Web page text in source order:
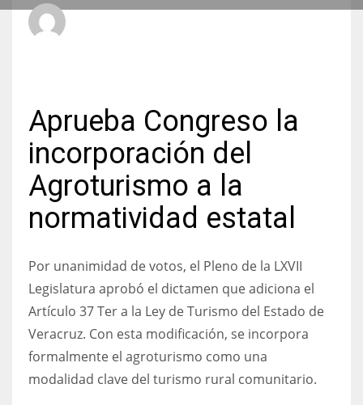
Radio Hit La Xplosiva 92.3 FM
Aprueba Congreso la
incorporación del
Agroturismo a la
normatividad estatal
Por unanimidad de votos, el Pleno de la LXVII
Legislatura aprobó el dictamen que adiciona el
Artículo 37 Ter a la Ley de Turismo del Estado de
Veracruz. Con esta modificación, se incorpora
formalmente el agroturismo como una
modalidad clave del turismo rural comunitario.